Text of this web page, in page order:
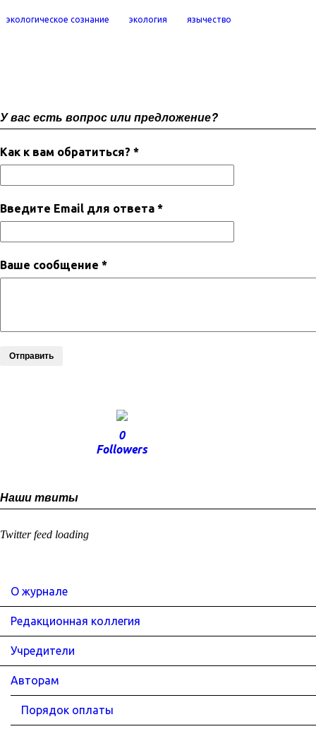
экологическое сознание экология язычество
У вас есть вопрос или предложение?
Как к вам обратиться? *
Введите Email для ответа *
Ваше сообщение *
Отправить
0
Followers
Наши твиты
Twitter feed loading
О журнале
Редакционная коллегия
Учредители
Авторам
Порядок оплаты